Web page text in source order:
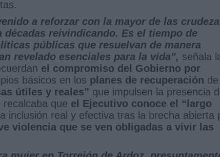
a reforzar con la mayor de las
reivindicando. Es el tiempo de
públicas que resuelvan de manera
revelado esenciales para la vida”, señala
el compromiso del Gobierno por
básicos en los planes de recuperación
útiles y reales” que impulsen la presencia
que el Ejecutivo conoce el “largo
inclusión real y efectiva tras la brecha abierta
violencia que se ven obligadas a vivir las